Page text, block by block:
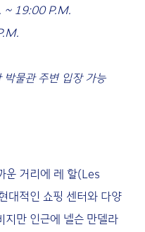
~ 19:00 P.M.
물관 주변 입장 가능
운 거리에 레 할(Les
대적인 쇼핑 센터와 다양
지만 인근에 넬슨 만델라